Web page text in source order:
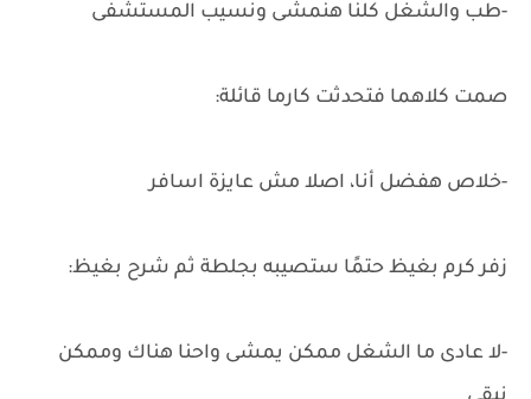
-طب والشغل كلنا هنمشى ونسيب المستشفى
صمت كلاهما فتحدثت كارما قائلة:
-خلاص هفضل أنا، اصلا مش عايزة اسافر
زفر كرم بغيظ حتمًا ستصيبه بجلطة ثم شرح بغيظ:
-لا عادى ما الشغل ممكن يمشى واحنا هناك وممكن